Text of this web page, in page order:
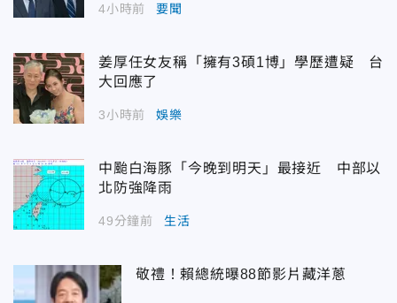
4小時前 要聞
姜厚任女友稱「擁有3碩1博」學歷遭疑 台
大回應了
3小時前 娛樂
中颱白海豚「今晚到明天」最接近 中部以
北防強降雨
49分鐘前 生活
敬禮！賴總統曝88節影片藏洋蔥